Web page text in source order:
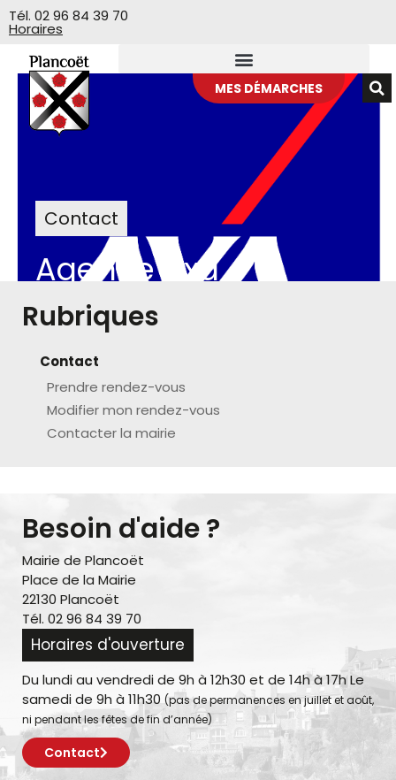
Veuillez
noter
comprend
Tél. 02 96 84 39 70
Horaires
MES DÉMARCHES
Contact
Agence Axa
Accueil>Agence Axa
Rubriques
Contact
Prendre rendez-vous
Modifier mon rendez-vous
Contacter la mairie
Besoin d'aide ?
Mairie de Plancoët
Place de la Mairie
22130 Plancoët
Tél. 02 96 84 39 70
Horaires d'ouverture
Du lundi au vendredi de 9h à 12h30 et de 14h à 17h Le
samedi de 9h à 11h30 (pas de permanences en juillet et août,
ni pendant les fêtes de fin d’année)
Contact